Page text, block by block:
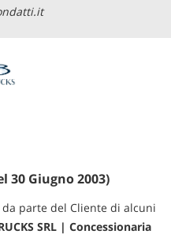
30 Giugno 2003)
parte del Cliente di alcuni
SRL | Concessionaria